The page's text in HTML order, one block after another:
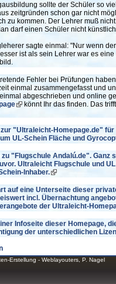
sollte der Schüler so
zeitgründen schon gar nicht
zu kommen. Der Lehrer muß
darf einen Schüler nicht
sagte einmal: "Nur wenn
ist als sein Lehrer war es
Fehler bei Prüfungen
einmal zusammengefasst und
abgeschrieben und online
könnt Ihr das finden. Das
"Ultraleicht-Homepage.de"
UL-Schein Fläche und
"Flugschule Andalú.de". Ganz
Ultraleicht Flugschule und
Inhaber.
auf eine Unterseite dieser
incl. Übernachtung
der Ultraleicht-
Infoseite dieser Homepage,
der unterschiedlichen
Erstellung - Weblayouters, P. Nagel